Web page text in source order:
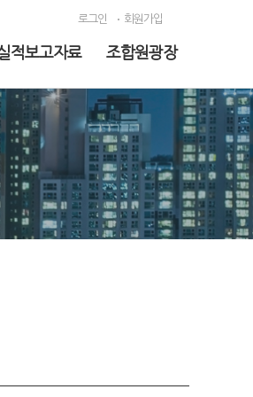
로그인 회원가입
적보고자료 조합원광장